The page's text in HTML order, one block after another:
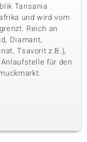
Tansania
und wird vom
Reich an
Diamant,
Tsavorit z.B.),
für den